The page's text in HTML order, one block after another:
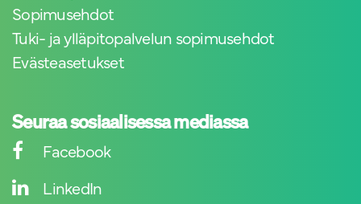
Sopimusehdot
Tuki- ja ylläpitopalvelun sopimusehdot
Evästeasetukset
Seuraa sosiaalisessa mediassa
Facebook
LinkedIn